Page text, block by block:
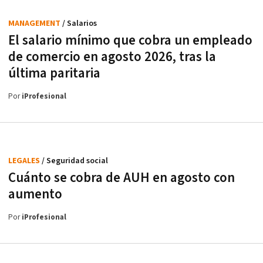
El salario mínimo que cobra un empleado
de comercio en agosto 2026, tras la
última paritaria
MANAGEMENT / Salarios
PoriProfesional
Cuánto se cobra de AUH en agosto con
aumento
LEGALES / Seguridad social
PoriProfesional